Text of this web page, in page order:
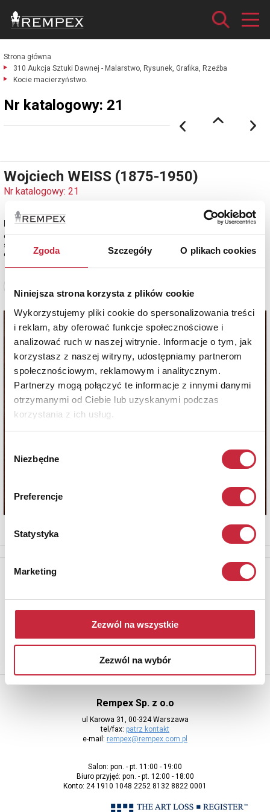
Zgoda Szczegóły O plikach cookies
Niniejsza strona korzysta z plików cookie
Wykorzystujemy pliki cookie do spersonalizowania treści
i reklam, aby oferować funkcje społecznościowe i
analizować ruch w naszej witrynie. Informacje o tym, jak
korzystasz z naszej witryny, udostępniamy partnerom
społecznościowym, reklamowym i analitycznym.
Partnerzy mogą połączyć te informacje z innymi danymi
otrzymanymi od Ciebie lub uzyskanymi podczas
korzystania z ich usług.
zgody
Niezbędne
Preferencje
Statystyka
Marketing
Zezwól na wszystkie
Zezwól na wybór
Strona główna
310 Aukcja Sztuki Dawnej - Malarstwo, Rysunek, Grafika, Rzeźba
Kocie macierzyństwo.
Nr katalogowy: 21
Wojciech WEISS (1875-1950)
Nr katalogowy: 21
Kocie macierzyństwo
ołówek, papier; 19 x 27,5 cm (w świetle oprawy);
sygn. p. d.: WW
estymacja: 3 300 - 4 000 zł
Rempex Sp. z o.o
ul Karowa 31, 00-324 Warszawa
tel/fax: patrz kontakt
e-mail: rempex@rempex.com.pl
Salon: pon. - pt. 11:00 - 19:00
Biuro przyjęć: pon. - pt. 12:00 - 18:00
Konto: 24 1910 1048 2252 8132 8822 0001